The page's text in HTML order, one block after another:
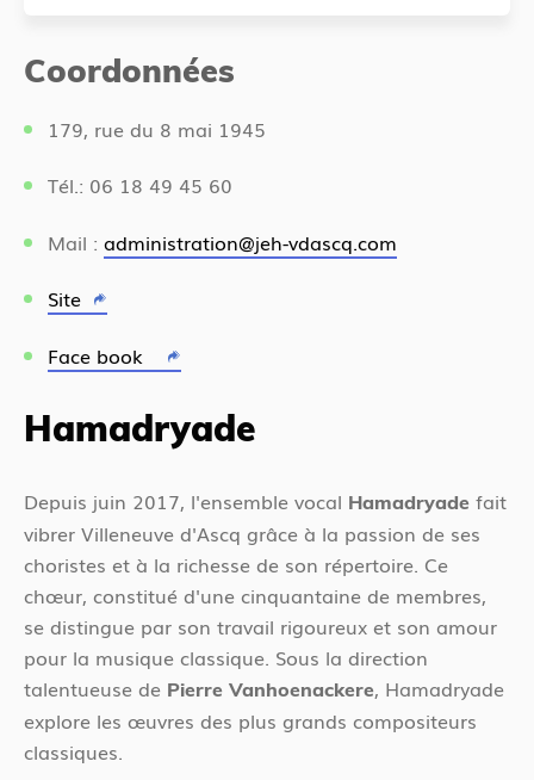
Coordonnées
179, rue du 8 mai 1945
Tél.: 06 18 49 45 60
Mail : administration@jeh-vdascq.com
Site
Face book
Hamadryade
Depuis juin 2017, l'ensemble vocal Hamadryade fait
vibrer Villeneuve d'Ascq grâce à la passion de ses
choristes et à la richesse de son répertoire. Ce
chœur, constitué d'une cinquantaine de membres,
se distingue par son travail rigoureux et son amour
pour la musique classique. Sous la direction
talentueuse de Pierre Vanhoenackere, Hamadryade
explore les œuvres des plus grands compositeurs
classiques.